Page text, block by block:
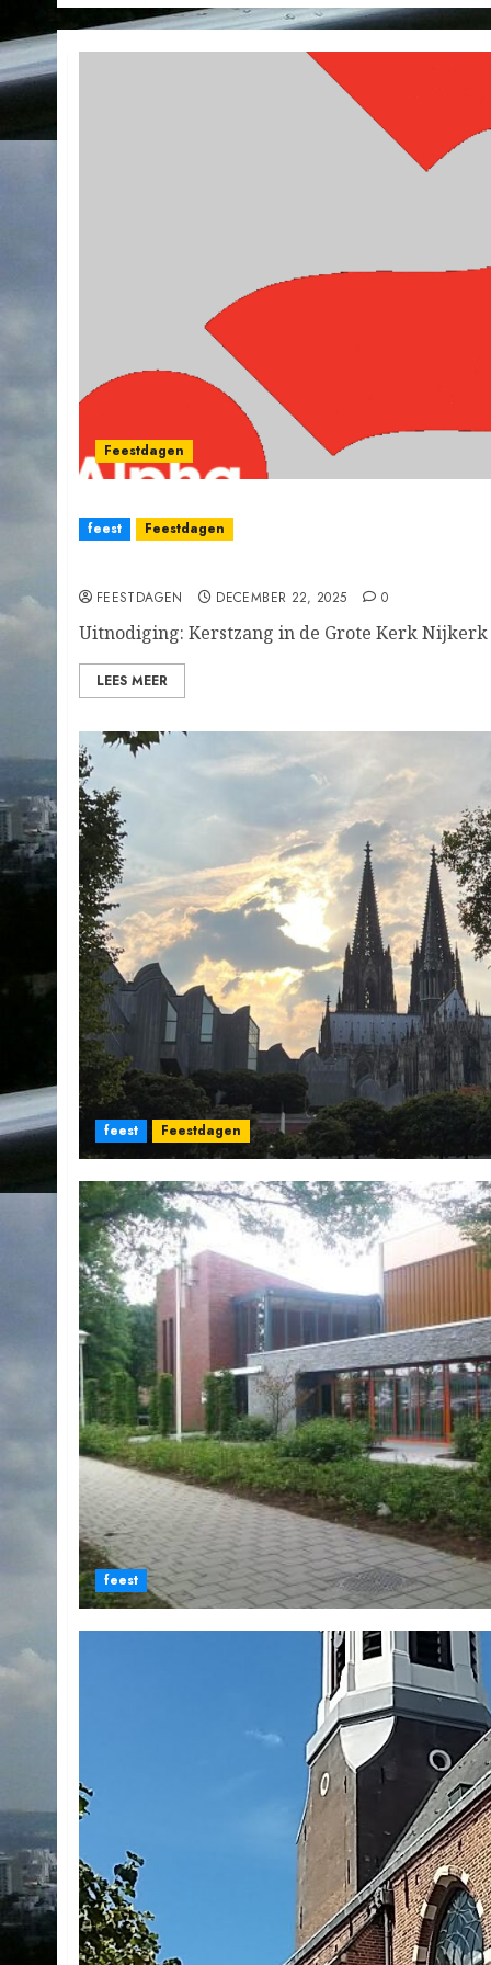
Feestdagen
feest Feestdagen
FEESTDAGEN DECEMBER 22, 2025 0
Uitnodiging: Kerstzang in de Grote Kerk Nijkerk
LEES MEER
feest Feestdagen
feest